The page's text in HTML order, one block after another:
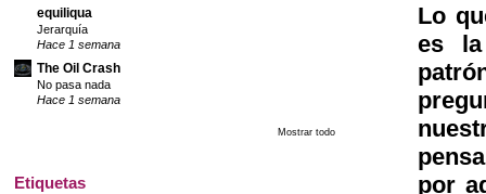
Lo
es la
por
equiliqua
Jerarquía
Hace 1 semana
The Oil Crash
No pasa nada
Hace 1 semana
Mostrar todo
Etiquetas